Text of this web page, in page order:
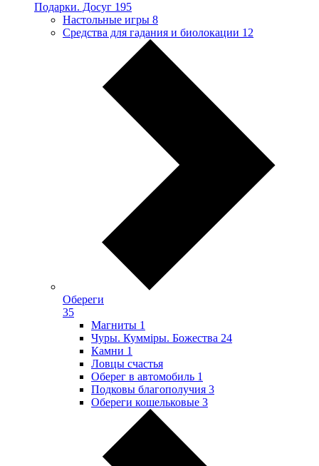
Подарки. Досуг 195
Настольные игры 8
Средства для гадания и биолокации 12
Обереги
35
Магниты 1
Чуры. Куммiры. Божества 24
Камни 1
Ловцы счастья
Оберег в автомобиль 1
Подковы благополучия 3
Обереги кошельковые 3